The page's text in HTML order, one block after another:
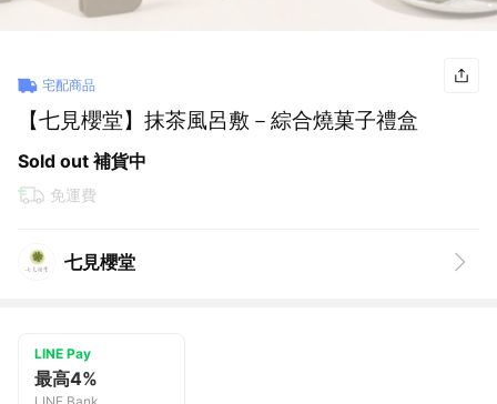
宅配商品
【七見櫻堂】抹茶風呂敷－綜合燒菓子禮盒
Sold out 補貨中
免運費
七見櫻堂
LINE Pay
最高4%